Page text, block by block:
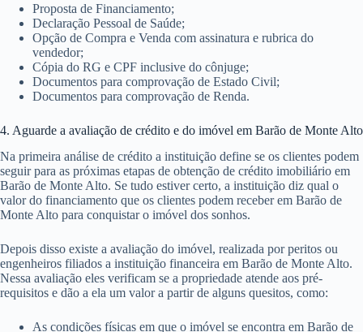
Proposta de Financiamento;
Declaração Pessoal de Saúde;
Opção de Compra e Venda com assinatura e rubrica do
vendedor;
Cópia do RG e CPF inclusive do cônjuge;
Documentos para comprovação de Estado Civil;
Documentos para comprovação de Renda.
4. Aguarde a avaliação de crédito e do imóvel em Barão de Monte Alto
Na primeira análise de crédito a instituição define se os clientes podem
seguir para as próximas etapas de obtenção de crédito imobiliário em
Barão de Monte Alto. Se tudo estiver certo, a instituição diz qual o
valor do financiamento que os clientes podem receber em Barão de
Monte Alto para conquistar o imóvel dos sonhos.
Depois disso existe a avaliação do imóvel, realizada por peritos ou
engenheiros filiados a instituição financeira em Barão de Monte Alto.
Nessa avaliação eles verificam se a propriedade atende aos pré-
requisitos e dão a ela um valor a partir de alguns quesitos, como:
As condições físicas em que o imóvel se encontra em Barão de